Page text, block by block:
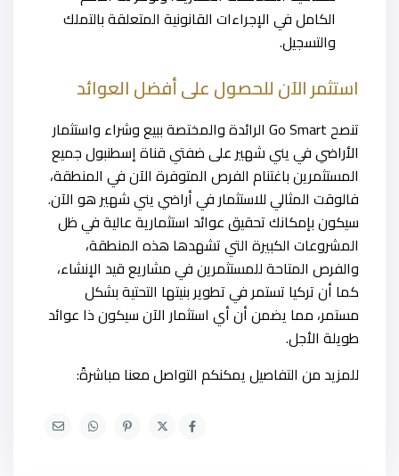
الكامل في الإجراءات القانونية المتعلقة بالتملك
والتسجيل.
استثمر الآن للحصول على أفضل العوائد
تنصح Go Smart الرائدة والمختصة ببيع وشراء واستثمار
الأراضي في يني شهير على ضفتي قناة إسطنبول جميع
المستثمرين باغتنام الفرص المتوفرة الآن في المنطقة،
فالوقت المثالي للاستثمار في أراضي يني شهير هو الآن.
سيكون بإمكانك تحقيق عوائد استثمارية عالية في ظل
المشروعات الكبيرة التي تشهدها هذه المنطقة،
والفرص المتاحة للمستثمرين في مشاريع قيد الإنشاء،
كما أن تركيا تستمر في تطوير بنيتها التحتية بشكل
مستمر، مما يضمن أن أي استثمار الآن سيكون ذا عوائد
طويلة الأجل.
للمزيد من التفاصيل يمكنكم التواصل معنا مباشرةً: